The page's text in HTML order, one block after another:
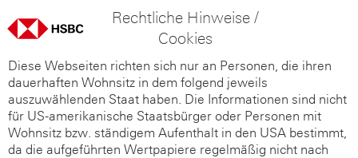
Rechtliche Hinweise /
Cookies
Diese Webseiten richten sich nur an Personen, die ihren
dauerhaften Wohnsitz in dem folgend jeweils
auszuwählenden Staat haben. Die Informationen sind nicht
für US-amerikanische Staatsbürger oder Personen mit
Wohnsitz bzw. ständigem Aufenthalt in den USA bestimmt,
da die aufgeführten Wertpapiere regelmäßig nicht nach